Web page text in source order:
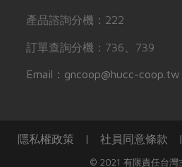
產品諮詢分機：222
訂單查詢分機：736、739
Email：gncoop@hucc-coop.tw
隱私權政策 | 社員同意條款
© 2021 有限責任台灣